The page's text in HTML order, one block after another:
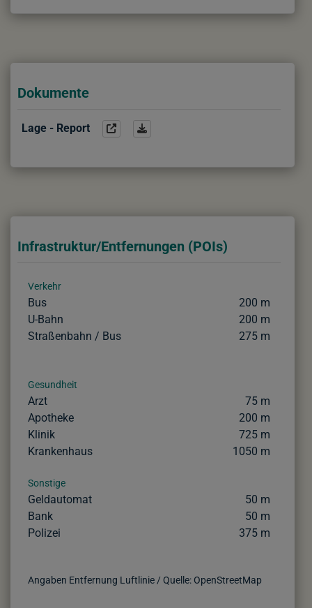
Dokumente
Lage - Report
Infrastruktur/Entfernungen (POIs)
Verkehr
Bus
200 m
U-Bahn
200 m
Straßenbahn / Bus
275 m
Gesundheit
Arzt
75 m
Apotheke
200 m
Klinik
725 m
Krankenhaus
1050 m
Sonstige
Geldautomat
50 m
Bank
50 m
Polizei
375 m
Angaben Entfernung Luftlinie / Quelle: OpenStreetMap